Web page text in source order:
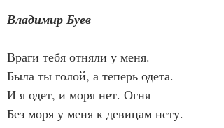
Владимир Буев
Враги тебя отняли у меня.
Была ты голой, а теперь одета.
И я одет, и моря нет. Огня
Без моря у меня к девицам нету.